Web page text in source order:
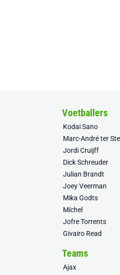
Voetballers
Kodai Sano
Marc-André ter
Jordi Cruijff
Dick Schreuder
Julian Brandt
Joey Veerman
Mika Godts
Míchel
Jofre Torrents
Givairo Read
Teams
Ajax